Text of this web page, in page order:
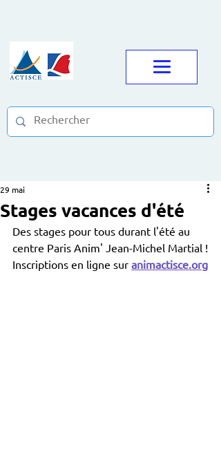
Stages vacances d'été
29 mai
Des stages pour tous durant l'été au
centre Paris Anim' Jean-Michel Martial !
Inscriptions en ligne sur animactisce.org